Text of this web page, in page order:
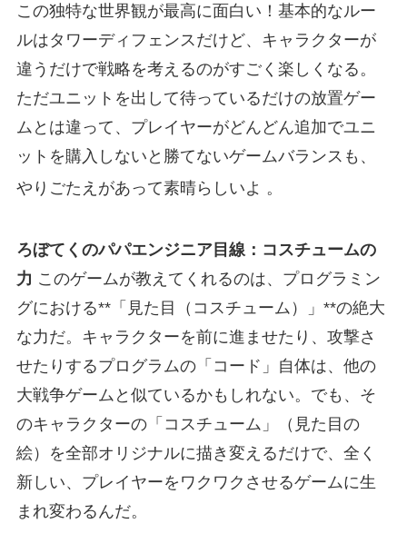
この独特な世界観が最高に面白い！基本的なルー
ルはタワーディフェンスだけど、キャラクターが
違うだけで戦略を考えるのがすごく楽しくなる。
ただユニットを出して待っているだけの放置ゲー
ムとは違って、プレイヤーがどんどん追加でユニ
ットを購入しないと勝てないゲームバランスも、
やりごたえがあって素晴らしいよ 。
ろぼてくのパパエンジニア目線：コスチュームの
力 このゲームが教えてくれるのは、プログラミン
グにおける**「見た目（コスチューム）」**の絶大
な力だ。キャラクターを前に進ませたり、攻撃さ
せたりするプログラムの「コード」自体は、他の
大戦争ゲームと似ているかもしれない。でも、そ
のキャラクターの「コスチューム」（見た目の
絵）を全部オリジナルに描き変えるだけで、全く
新しい、プレイヤーをワクワクさせるゲームに生
まれ変わるんだ。